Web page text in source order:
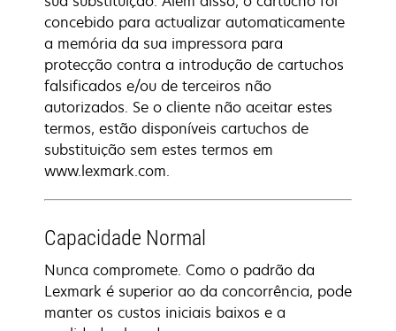
concebido para actualizar automaticamente
a memória da sua impressora para
protecção contra a introdução de cartuchos
falsificados e/ou de terceiros não
autorizados. Se o cliente não aceitar estes
termos, estão disponíveis cartuchos de
substituição sem estes termos em
www.lexmark.com.
Capacidade Normal
Nunca compromete. Como o padrão da
Lexmark é superior ao da concorrência, pode
manter os custos iniciais baixos e a